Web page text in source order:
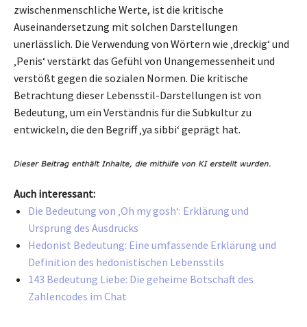
zwischenmenschliche Werte, ist die kritische
Auseinandersetzung mit solchen Darstellungen
unerlässlich. Die Verwendung von Wörtern wie ‚dreckig‘ und
‚Penis‘ verstärkt das Gefühl von Unangemessenheit und
verstößt gegen die sozialen Normen. Die kritische
Betrachtung dieser Lebensstil-Darstellungen ist von
Bedeutung, um ein Verständnis für die Subkultur zu
entwickeln, die den Begriff ‚ya sibbi‘ geprägt hat.
Auch interessant:
Die Bedeutung von ‚Oh my gosh‘: Erklärung und
Ursprung des Ausdrucks
Hedonist Bedeutung: Eine umfassende Erklärung und
Definition des hedonistischen Lebensstils
143 Bedeutung Liebe: Die geheime Botschaft des
Zahlencodes im Chat